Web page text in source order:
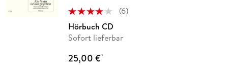
(6)
Hörbuch CD
Sofort lieferbar
25,00 €*